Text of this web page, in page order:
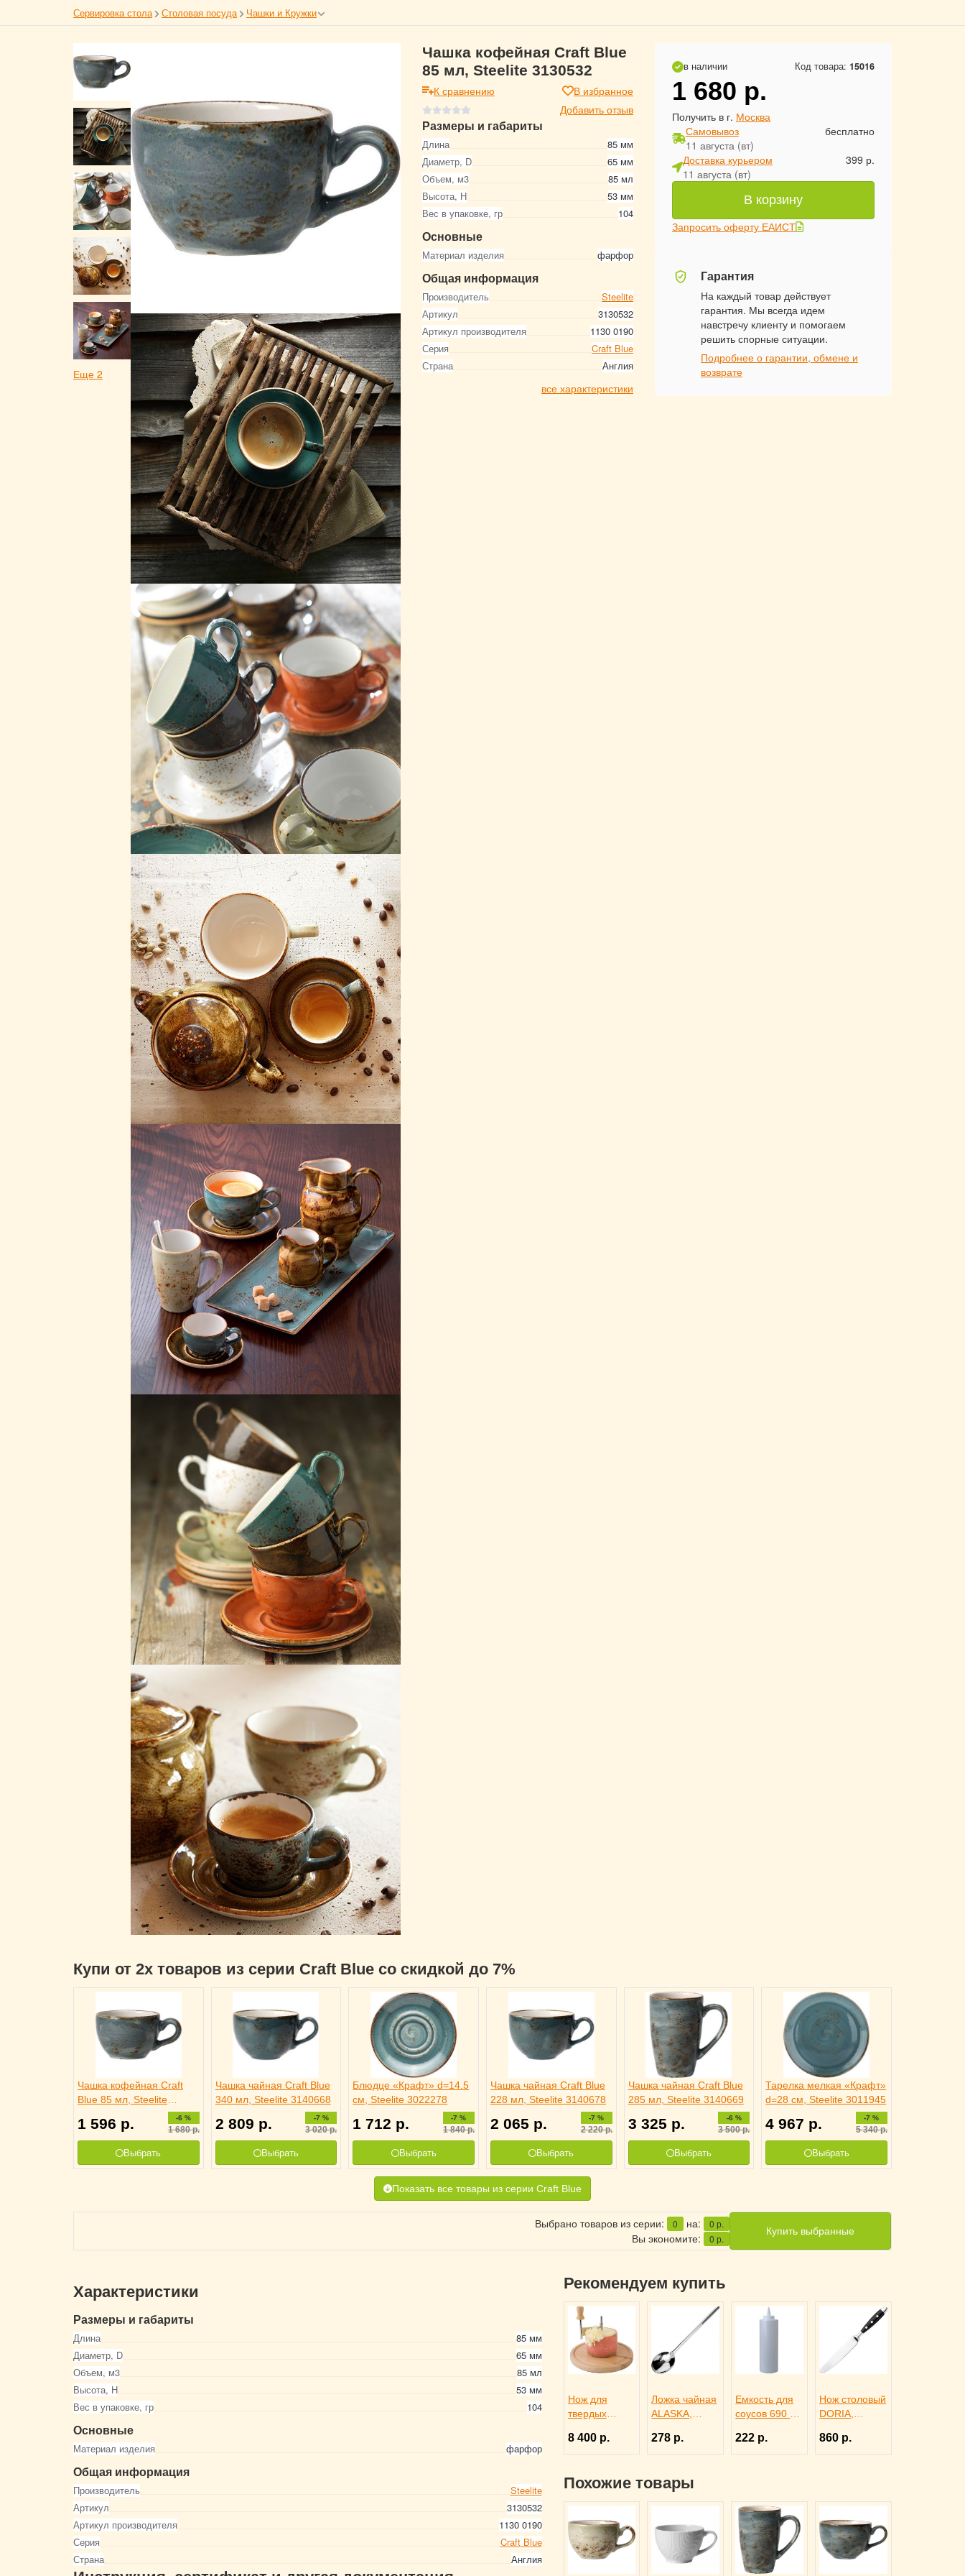
Сервировка стола Столовая посуда Чашки и Кружки
Еще 2
Чашка кофейная Craft Blue
85 мл, Steelite 3130532
К сравнению
В избранное
Добавить отзыв
Размеры и габариты
Длина
85 мм
Диаметр, D
65 мм
Объем, м3
85 мл
Высота, Н
53 мм
Вес в упаковке, гр
104
Основные
Материал изделия фарфор
Общая информация
Производитель
Steelite
Артикул
3130532
Артикул производителя
1130 0190
Серия
Craft Blue
Страна
Англия
все характеристики
в наличии Код товара: 15016
1 680 р.
Получить в г. Москва
Самовывоз
11 августа (вт)
бесплатно
Доставка курьером
11 августа (вт)
399 р.
В корзину
Запросить оферту ЕАИСТ
Гарантия
На каждый товар действует
гарантия. Мы всегда идем
навстречу клиенту и помогаем
решить спорные ситуации.
Подробнее о гарантии, обмене и
возврате
Купи от 2х товаров из серии Craft Blue со скидкой до 7%
Чашка кофейная Craft
Blue 85 мл, Steelite
1 596 р. -6 %
1 680р.
Выбрать
Чашка чайная Craft Blue
340 мл, Steelite 3140668
2 809 р. -7 %
3 020р.
Выбрать
Блюдце «Крафт» d=14.5
см, Steelite 3022278
1 712 р. -7 %
1 840р.
Выбрать
Чашка чайная Craft Blue
228 мл, Steelite 3140678
2 065 р. -7 %
2 220р.
Выбрать
Чашка чайная Craft Blue
285 мл, Steelite 3140669
3 325 р. -6 %
3 500р.
Выбрать
Тарелка мелкая «Крафт»
d=28 см, Steelite 3011945
4 967 р. -7 %
5 340р.
Выбрать
Показать все товары из серии Craft Blue
Выбрано товаров из серии: 0 на: 0 р.
Вы экономите: 0 р.
Купить выбранные
Характеристики
Размеры и габариты
Длина
85 мм
Диаметр, D
65 мм
Объем, м3
85 мл
Высота, Н
53 мм
Вес в упаковке, гр
104
Основные
Материал изделия фарфор
Общая информация
Производитель
Steelite
Артикул
3130532
Артикул производителя
1130 0190
Серия
Craft Blue
Страна
Англия
Рекомендуем купить
Нож для
твердых
шоколада d
22 см, APS
8 400 р.
Ложка чайная
ALASKA,
3110447
278 р.
Емкость для
соусов 690 мл
ProHotel bar
4141415
222 р.
Нож столовый
DORIA,
3110277
860 р.
Похожие товары